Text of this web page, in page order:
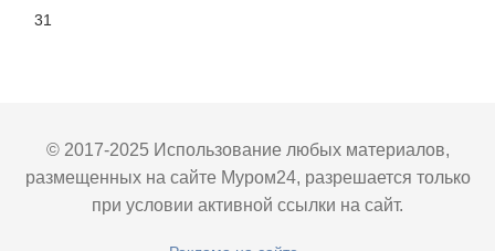
31
© 2017-2025 Использование любых материалов,
размещенных на сайте Муром24, разрешается только
при условии активной ссылки на сайт.